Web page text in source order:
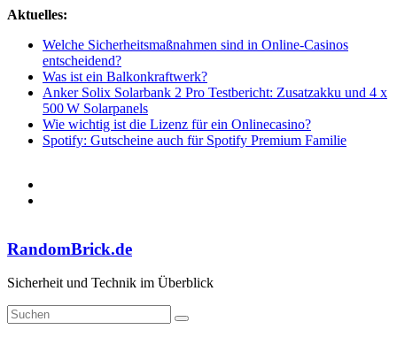
Zum
springen
Aktuelles:
Welche Sicherheitsmaßnahmen sind in Online-Casinos
entscheidend?
Was ist ein Balkonkraftwerk?
Anker Solix Solarbank 2 Pro Testbericht: Zusatzakku und 4 x
500 W Solarpanels
Wie wichtig ist die Lizenz für ein Onlinecasino?
Spotify: Gutscheine auch für Spotify Premium Familie
RandomBrick.de
Sicherheit und Technik im Überblick